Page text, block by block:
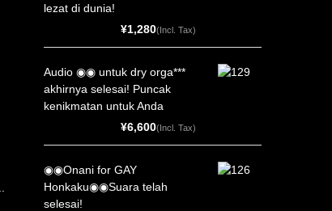
lezat di dunia!
¥1,280(Incl. Tax)
Audio ◉◉ untuk dry orga***
akhirnya selesai! Puncak
kenikmatan untuk Anda
¥6,600(Incl. Tax)
◉◉Onani for GAY
Honkaku◉◉Suara telah
selesai!